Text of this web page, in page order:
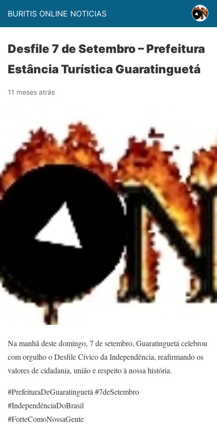
BURITIS ONLINE NOTICIAS
Desfile 7 de Setembro – Prefeitura
Estância Turística Guaratinguetá
11 meses atrás
Na manhã deste domingo, 7 de setembro, Guaratinguetá celebrou
com orgulho o Desfile Cívico da Independência, reafirmando os
valores de cidadania, união e respeito à nossa história.
#PrefeituraDeGuaratinguetá #7deSetembro
#IndependênciaDoBrasil
#ForteComoNossaGente